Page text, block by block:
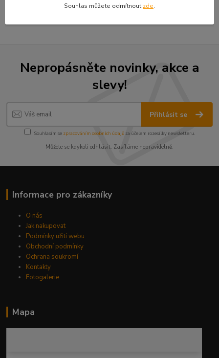
Kornouty černé a karo
Nepropásněte novinky, akce a
slevy!
Přihlásit se
Souhlasím se zpracováním osobních údajůza účelem rozesílky newsletteru.
Můžete se kdykoli odhlásit. Zasíláme nepravidelně.
Informace pro zákazníky
O nás
Jak nakupovat
Podmínky užití webu
Obchodní podmínky
Ochrana soukromí
Kontakty
Fotogalerie
Mapa
Souhlas můžete odmítnout zde.